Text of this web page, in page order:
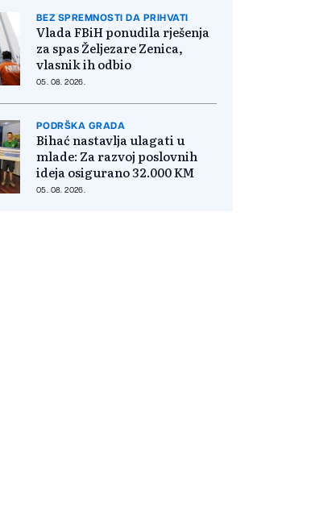
BEZ SPREMNOSTI DA PRIHVATI
Vlada FBiH ponudila rješenja
za spas Željezare Zenica,
vlasnik ih odbio
05. 08. 2026.
PODRŠKA GRADA
Bihać nastavlja ulagati u
mlade: Za razvoj poslovnih
ideja osigurano 32.000 KM
05. 08. 2026.